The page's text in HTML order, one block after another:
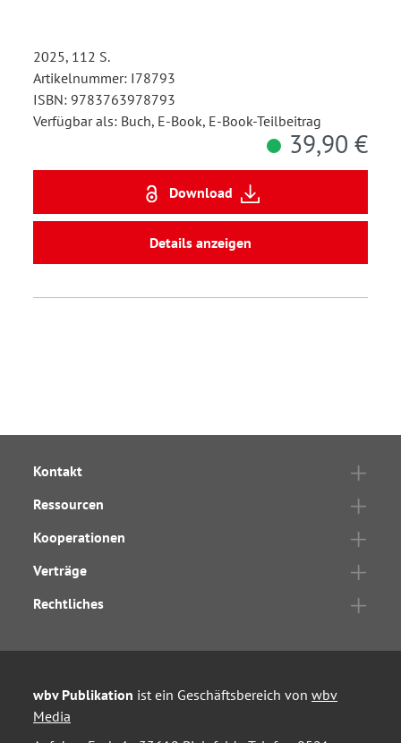
2025, 112 S.
Artikelnummer: I78793
ISBN: 9783763978793
Verfügbar als: Buch, E-Book, E-Book-Teilbeitrag
39,90 €
Download
Details anzeigen
Kontakt
Ressourcen
Kooperationen
Verträge
Rechtliches
wbv Publikation ist ein Geschäftsbereich von wbv
Media